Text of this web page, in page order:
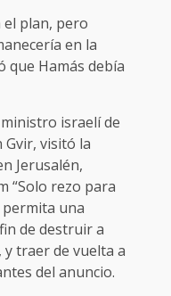
plan, pero
en la
que Hamás debía
israelí de
visitó la
Jerusalén,
“Solo rezo para
una
de destruir a
y traer de vuelta a
del anuncio.